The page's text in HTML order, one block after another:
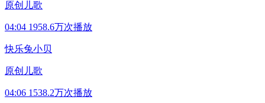
原创儿歌
04:04 1958.6万次播放
快乐兔小贝
原创儿歌
04:06 1538.2万次播放